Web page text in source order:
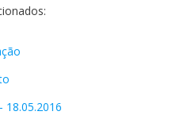
18.05.2016